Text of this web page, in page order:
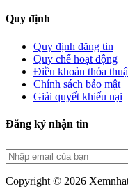
Quy định
Quy định đăng tin
Quy chế hoạt động
Điều khoản thỏa
Chính sách bảo mật
Giải quyết khiếu nại
Đăng ký nhận tin
Copyright © 2026